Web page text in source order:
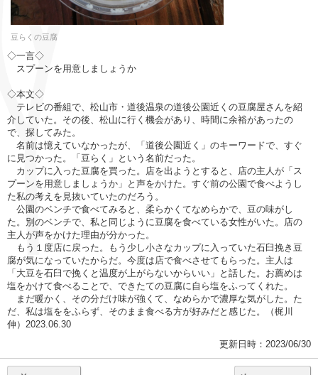
豆らくの豆腐
◇一言◇
スプーンを用意しましょうか
◇本文◇
テレビの番組で、松山市・道後温泉の道後公園近くの豆腐屋さんを紹
介していた。その後、松山に行く機会があり、時間に余裕があったの
で、探してみた。
名前は憶えていなかったが、「道後公園近く」のキーワードで、すぐ
に見つかった。「豆らく」という名前だった。
カップに入った豆腐を買った。店を出ようとすると、店の主人が「ス
プーンを用意しましょうか」と声をかけた。すぐ前の公園で食べようし
た私の考えを見抜いていたのだろう。
公園のベンチで食べてみると、柔らかくてなめらかで、豆の味がし
た。別のベンチで、私と同じように豆腐を食べている女性がいた。店の
主人が声をかけた理由が分かった。
もう１度店に戻った。もう少し小さなカップに入っていた石臼挽き豆
腐が気になっていたからだ。今度は店で食べさせてもらった。主人は
「大豆を石臼で挽くと温度が上がらないからいい」と話した。お薦めは
塩をかけて食べることで、できたての豆腐に自ら塩をふってくれた。
まだ暖かく、その分だけ味が強くて、なめらかで濃厚な気がした。た
だ、私は塩ををふらず、そのまま食べる方が好みだと感じた。（梶川
伸）2023.06.30
更新日時：2023/06/30